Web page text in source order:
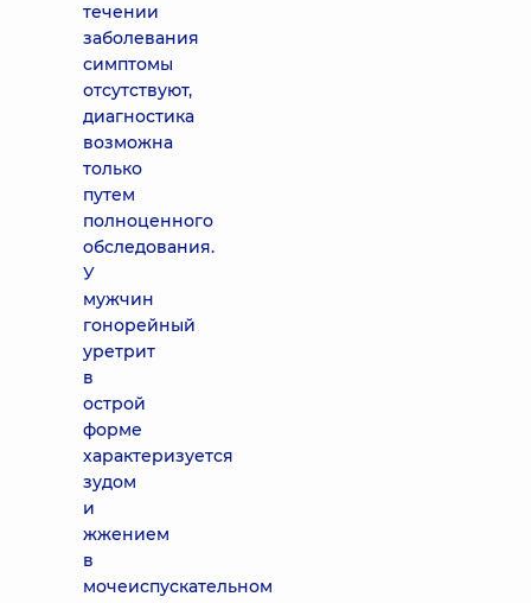
течении
заболевания
симптомы
отсутствуют,
диагностика
возможна
только
путем
полноценного
обследования.
У
мужчин
гонорейный
уретрит
в
острой
форме
характеризуется
зудом
и
жжением
в
мочеиспускательном